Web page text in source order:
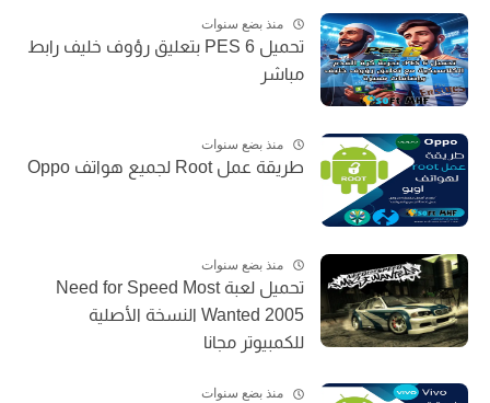
منذ بضع سنوات
تحميل PES 6 بتعليق رؤوف خليف رابط
مباشر
منذ بضع سنوات
طريقة عمل Root لجميع هواتف Oppo
منذ بضع سنوات
تحميل لعبة Need for Speed Most
Wanted 2005 النسخة الأصلية
للكمبيوتر مجانا
منذ بضع سنوات